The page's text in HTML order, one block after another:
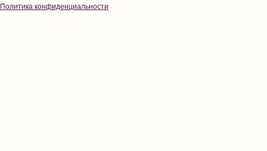
Политика конфиденциальности